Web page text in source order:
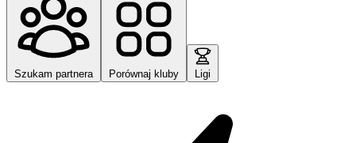
Szukam partnera Porównaj kluby Ligi